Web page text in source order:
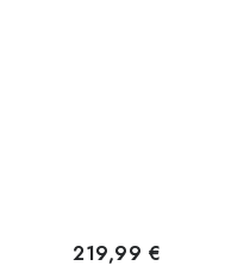
219,99 €